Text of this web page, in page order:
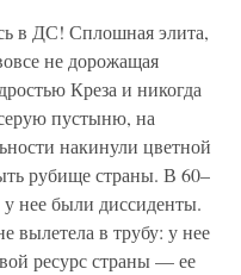
в ДС! Сплошная элита,
не дорожащая
Креза и никогда
пустыню, на
накинули цветной
рубище страны. В 60–
нее были диссиденты.
вылетела в трубу: у нее
ресурс страны — ее